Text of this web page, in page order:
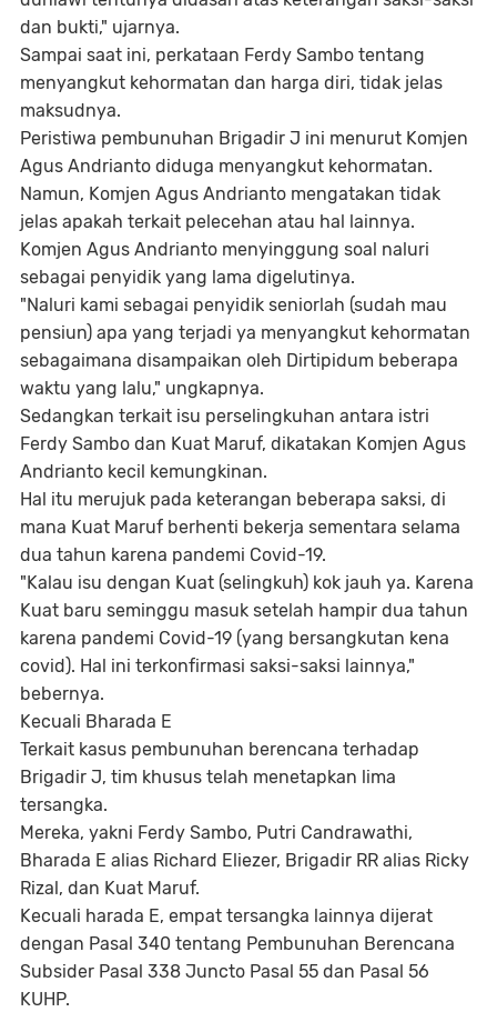
dan bukti," ujarnya.
Sampai saat ini, perkataan Ferdy Sambo tentang
menyangkut kehormatan dan harga diri, tidak jelas
maksudnya.
Peristiwa pembunuhan Brigadir J ini menurut Komjen
Agus Andrianto diduga menyangkut kehormatan.
Namun, Komjen Agus Andrianto mengatakan tidak
jelas apakah terkait pelecehan atau hal lainnya.
Komjen Agus Andrianto menyinggung soal naluri
sebagai penyidik yang lama digelutinya.
"Naluri kami sebagai penyidik seniorlah (sudah mau
pensiun) apa yang terjadi ya menyangkut kehormatan
sebagaimana disampaikan oleh Dirtipidum beberapa
waktu yang lalu," ungkapnya.
Sedangkan terkait isu perselingkuhan antara istri
Ferdy Sambo dan Kuat Maruf, dikatakan Komjen Agus
Andrianto kecil kemungkinan.
Hal itu merujuk pada keterangan beberapa saksi, di
mana Kuat Maruf berhenti bekerja sementara selama
dua tahun karena pandemi Covid-19.
"Kalau isu dengan Kuat (selingkuh) kok jauh ya. Karena
Kuat baru seminggu masuk setelah hampir dua tahun
karena pandemi Covid-19 (yang bersangkutan kena
covid). Hal ini terkonfirmasi saksi-saksi lainnya,"
bebernya.
Kecuali Bharada E
Terkait kasus pembunuhan berencana terhadap
Brigadir J, tim khusus telah menetapkan lima
tersangka.
Mereka, yakni Ferdy Sambo, Putri Candrawathi,
Bharada E alias Richard Eliezer, Brigadir RR alias Ricky
Rizal, dan Kuat Maruf.
Kecuali harada E, empat tersangka lainnya dijerat
dengan Pasal 340 tentang Pembunuhan Berencana
Subsider Pasal 338 Juncto Pasal 55 dan Pasal 56
KUHP.